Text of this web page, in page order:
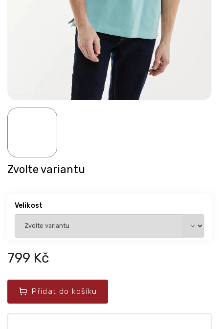
799 Kč
Zvolte variantu
Velikost
Přidat do košíku